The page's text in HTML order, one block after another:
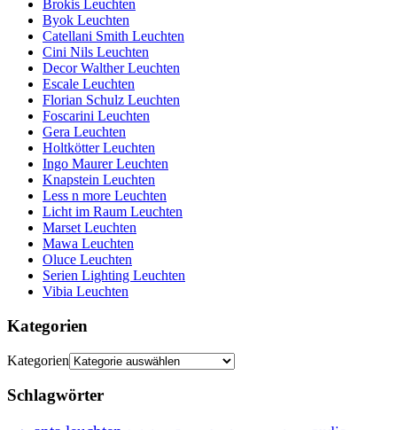
Brokis Leuchten
Byok Leuchten
Catellani Smith Leuchten
Cini Nils Leuchten
Decor Walther Leuchten
Escale Leuchten
Florian Schulz Leuchten
Foscarini Leuchten
Gera Leuchten
Holtkötter Leuchten
Ingo Maurer Leuchten
Knapstein Leuchten
Less n more Leuchten
Licht im Raum Leuchten
Marset Leuchten
Mawa Leuchten
Oluce Leuchten
Serien Lighting Leuchten
Vibia Leuchten
Kategorien
Kategorien
Schlagwörter